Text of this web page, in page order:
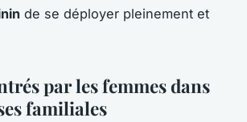
de se déployer pleinement et
par les femmes dans
familiales